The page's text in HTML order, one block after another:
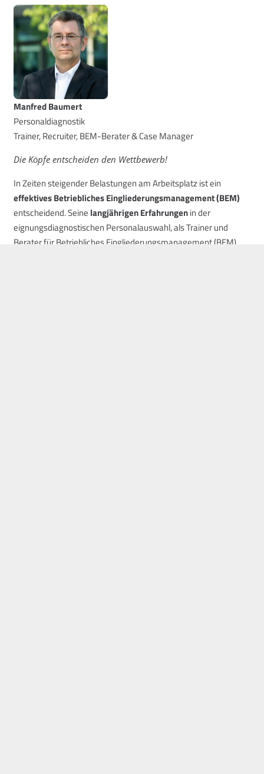
Manfred Baumert
Personaldiagnostik
Trainer, Recruiter, BEM-Berater & Case Manager
Die Köpfe entscheiden den Wettbewerb!
In Zeiten steigender Belastungen am Arbeitsplatz ist ein
effektives Betriebliches Eingliederungsmanagement (BEM)
entscheidend. Seine langjährigen Erfahrungenin der
eignungsdiagnostischen Personalauswahl, als Trainer und
Berater für Betriebliches Eingliederungsmanagement (BEM)